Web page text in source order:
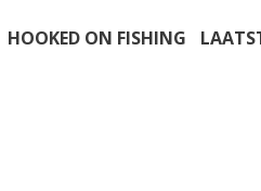
HOOKED ON FISHING